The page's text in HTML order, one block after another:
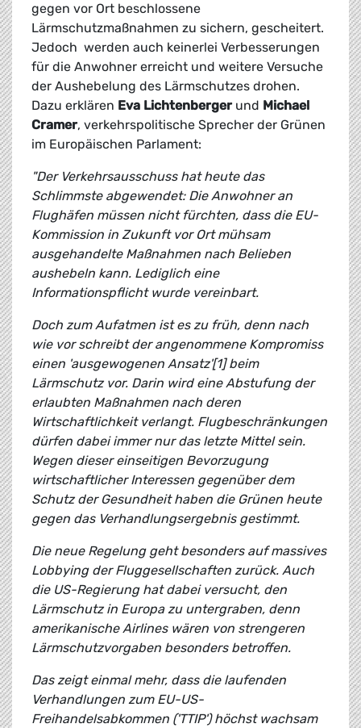
gegen vor Ort beschlossene
Lärmschutzmaßnahmen zu sichern, gescheitert.
Jedoch werden auch keinerlei Verbesserungen
für die Anwohner erreicht und weitere Versuche
der Aushebelung des Lärmschutzes drohen.
Dazu erklären Eva Lichtenbergerund Michael
Cramer, verkehrspolitische Sprecher der Grünen
im Europäischen Parlament:
"Der Verkehrsausschuss hat heute das
Schlimmste abgewendet: Die Anwohner an
Flughäfen müssen nicht fürchten, dass die EU-
Kommission in Zukunft vor Ort mühsam
ausgehandelte Maßnahmen nach Belieben
aushebeln kann. Lediglich eine
Informationspflicht wurde vereinbart.
Doch zum Aufatmen ist es zu früh, denn nach
wie vor schreibt der angenommene Kompromiss
einen 'ausgewogenen Ansatz'[1] beim
Lärmschutz vor. Darin wird eine Abstufung der
erlaubten Maßnahmen nach deren
Wirtschaftlichkeit verlangt. Flugbeschränkungen
dürfen dabei immer nur das letzte Mittel sein.
Wegen dieser einseitigen Bevorzugung
wirtschaftlicher Interessen gegenüber dem
Schutz der Gesundheit haben die Grünen heute
gegen das Verhandlungsergebnis gestimmt.
Die neue Regelung geht besonders auf massives
Lobbying der Fluggesellschaften zurück. Auch
die US-Regierung hat dabei versucht, den
Lärmschutz in Europa zu untergraben, denn
amerikanische Airlines wären von strengeren
Lärmschutzvorgaben besonders betroffen.
Das zeigt einmal mehr, dass die laufenden
Verhandlungen zum EU-US-
Freihandelsabkommen ('TTIP') höchst wachsam